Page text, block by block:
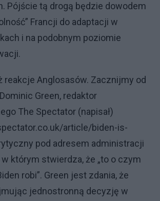
Pójście tą drogą będzie dowodem
Francji do adaptacji w
i na podobnym poziomie
reakcje Anglosasów. Zacznijmy od
Green, redaktor
The Spectator (napisał)
article/biden-is-
pod adresem administracji
w którym stwierdza, że „to o czym
robi”. Green jest zdania, że
jednostronną decyzję w